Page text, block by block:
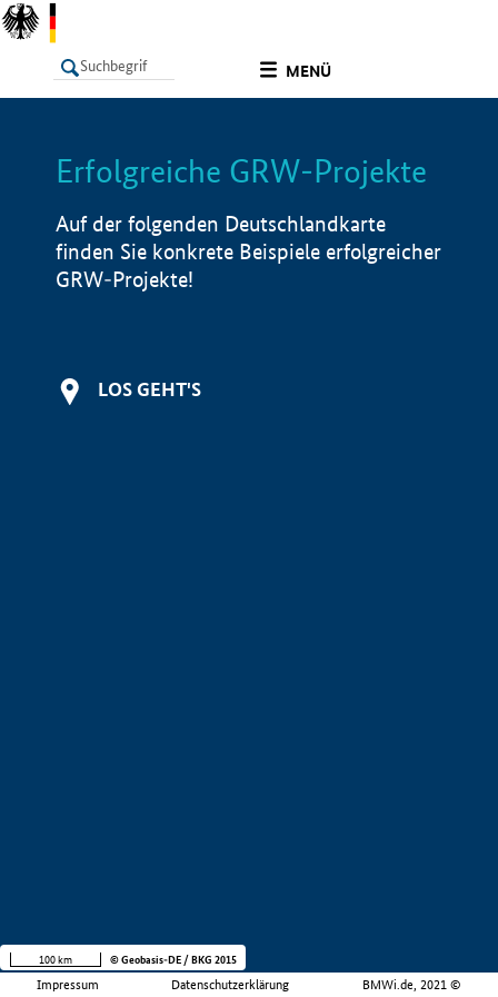
MENÜ
LISTE Info
Erfolgreiche GRW-Projekte
Auf der folgenden Deutschlandkarte
finden Sie konkrete Beispiele erfolgreicher
GRW-Projekte!
LOS GEHT'S
Impressum Datenschutzerklärung BMWi.de, 2021 ©
100 km © Geobasis-DE / BKG 2015